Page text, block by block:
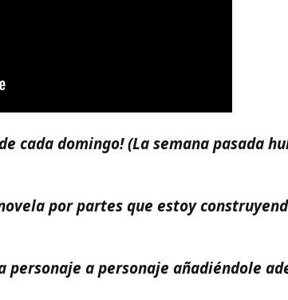
cada domingo! (La semana pasada
por partes que estoy
a personaje añadiéndole